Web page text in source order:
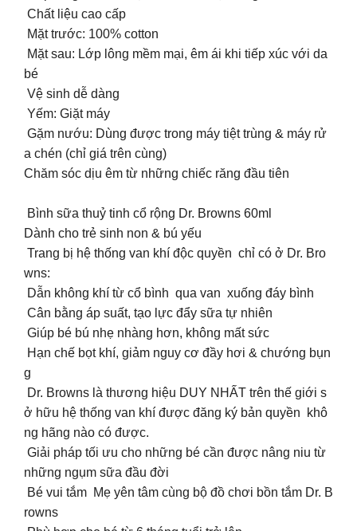
Chất liệu cao cấp
Mặt trước: 100% cotton
Mặt sau: Lớp lông mềm mại, êm ái khi tiếp xúc với da
bé ️
Vệ sinh dễ dàng
️ Yếm: Giặt máy
️ Gặm nướu: Dùng được trong máy tiệt trùng & máy rử
a chén (chỉ giá trên cùng)
Chăm sóc dịu êm từ những chiếc răng đầu tiên
Bình sữa thuỷ tinh cổ rộng Dr. Browns 60ml
Dành cho trẻ sinh non & bú yếu
Trang bị hệ thống van khí độc quyền chỉ có ở Dr. Bro
wns:
️ Dẫn không khí từ cổ bình qua van xuống đáy bình
️ Cân bằng áp suất, tạo lực đẩy sữa tự nhiên
️ Giúp bé bú nhẹ nhàng hơn, không mất sức
️ Hạn chế bọt khí, giảm nguy cơ đầy hơi & chướng bụn
g
Dr. Browns là thương hiệu DUY NHẤT trên thế giới s
ở hữu hệ thống van khí được đăng ký bản quyền khô
ng hãng nào có được.
Giải pháp tối ưu cho những bé cần được nâng niu từ
những ngụm sữa đầu đời
Bé vui tắm Mẹ yên tâm cùng bộ đồ chơi bồn tắm Dr. B
rowns